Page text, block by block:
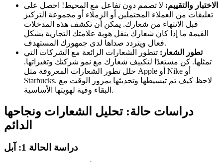
الاختبار والتقييم: لا تصمم دون تفاعل مع المحيط! احصل على
تعليقات من العملاء المحتملين أو الزملاء أو مجموعة التركيز
قبل الانتهاء من شعارك. يمكن أن تكشف هذه المدخلات
القيمة ما إذا كان شعارك ينقل هوية علامتك التجارية بشكل
فعال ويتردد صداها لدى جمهورك المستهدف.
تطور الشعار: تتطور الشعارات الرائعة مع الشركات التي
تمثلها. كن مستعدًا لتكييف شعارك مع نمو شركتك وتغيراتها.
حلل تطور الشعارات المعروفة مثل Apple أو Nike أو
Starbucks. لاحظ كيف تم تبسيطها وتحديثها بمرور الوقت مع
البقاء وفية لهويتها الأساسية.
دراسات حالة: تحليل الشعارات ونجاحها
الدائم
دراسة الحالة 1: آبل